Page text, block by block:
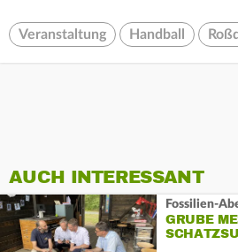
Veranstaltung Handball
AUCH INTERESSANT
Fossilien-
GRUBE